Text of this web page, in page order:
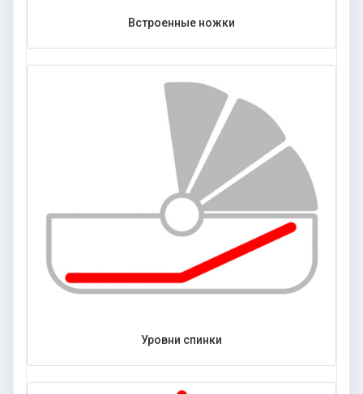
Встроенные ножки
Уровни спинки